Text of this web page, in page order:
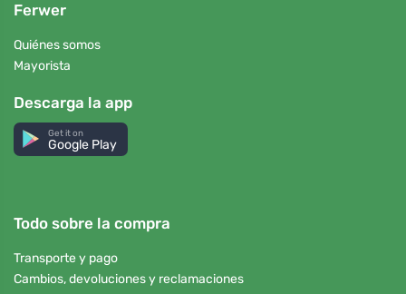
Ferwer
Quiénes somos
Mayorista
Descarga la app
Get it on
Google Play
Todo sobre la compra
Transporte y pago
Cambios, devoluciones y reclamaciones